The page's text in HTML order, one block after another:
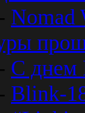
Nomad
С днем
Blink-